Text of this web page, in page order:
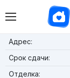
Адрес:
Срок сдачи:
Отделка: